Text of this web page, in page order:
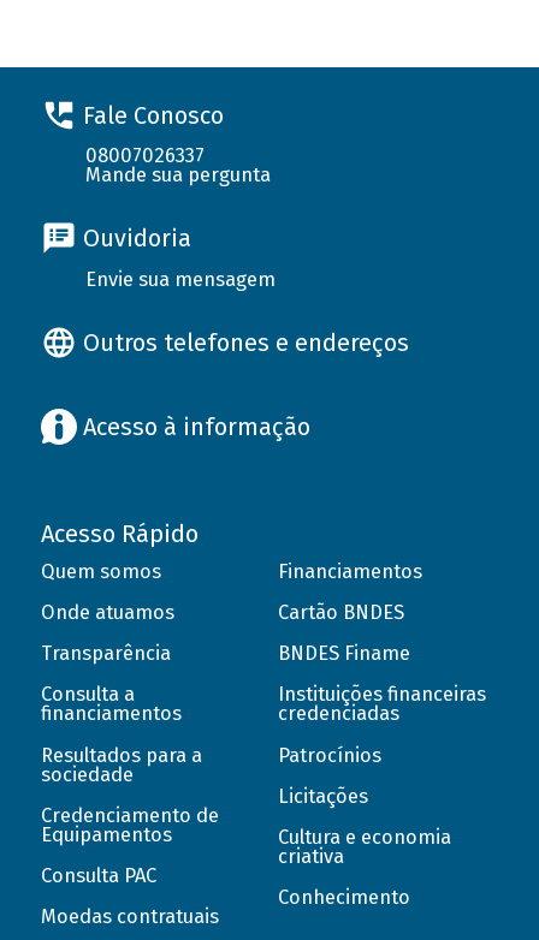
Fale Conosco
08007026337
Mande sua pergunta
Ouvidoria
Envie sua mensagem
Outros telefones e endereços
Acesso à informação
Acesso Rápido
Quem somos
Onde atuamos
Transparência
Consulta a
financiamentos
Resultados para a
sociedade
Credenciamento de
Equipamentos
Consulta PAC
Moedas contratuais
Financiamentos
Cartão BNDES
BNDES Finame
Instituições financeiras
credenciadas
Patrocínios
Licitações
Cultura e economia
criativa
Conhecimento